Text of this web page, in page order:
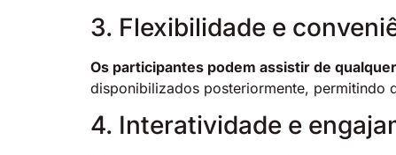
3. Flexibilidade e
Os participantes podem assistir de
disponibilizados posteriormente, permitindo
4. Interatividade e